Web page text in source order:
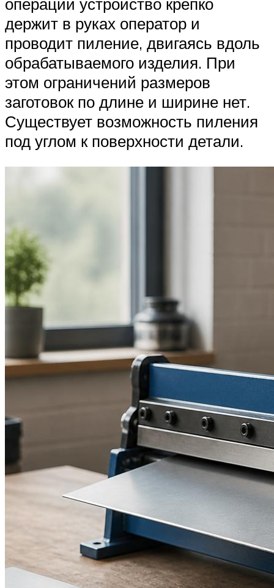
операции устройство крепко
держит в руках оператор и
проводит пиление, двигаясь вдоль
обрабатываемого изделия. При
этом ограничений размеров
заготовок по длине и ширине нет.
Существует возможность пиления
под углом к поверхности детали.